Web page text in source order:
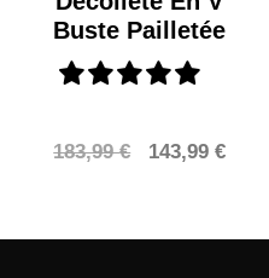
Buste Pailletée
183,99€
Le
était :
143,99€Le
est :